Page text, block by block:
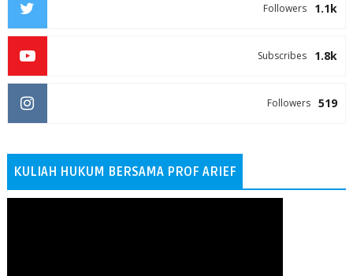
1.1k
Followers
1.8k
Subscribes
519
Followers
KULIAH HUKUM BERSAMA PROF ARIEF